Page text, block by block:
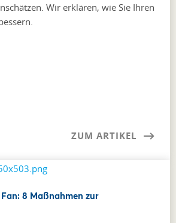
Wir erklären, wie Sie Ihren
ZUM ARTIKEL
8 Maßnahmen zur